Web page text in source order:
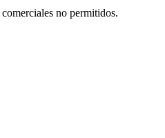
no permitidos.